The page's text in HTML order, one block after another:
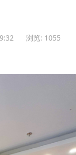
浏览: 1055